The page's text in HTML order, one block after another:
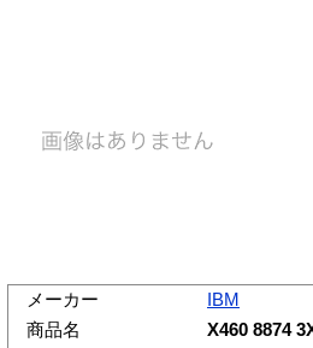
メーカー
IBM
商品名
X460 8874